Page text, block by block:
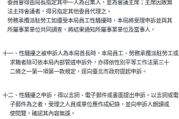
    委員會得由局長指定其中一人為召集人，並為會議主席；主席因故無
    法主持會議者，得另指定其他委員代理之。
    勞務承攬派駐勞工如遭受本局員工性騷擾時，本局將受理申訴並與其
    所屬事業單位共同調查，將結果通知所屬事業單位及當事人。
十一、性騷擾之被申訴人為本局首長時，本局員工、勞務承攬派駐勞工或
      求職者除可依本局內部管道申訴外，亦得依性別平等工作法第三十
      二條之一第一項第一款規定，逕向臺北市政府提起申訴。
十二、性騷擾之申訴，得以言詞、電子郵件或書面提出申訴。以言詞或電
      子郵件為之者，受理之人員或單位應作成紀錄，並向申訴人朗讀或
      使閱覽，確認其內容無誤。